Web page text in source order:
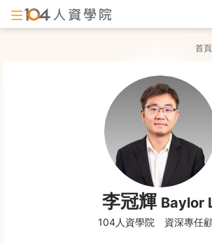
首頁
李冠輝 Baylor
104人資學院 資深專任